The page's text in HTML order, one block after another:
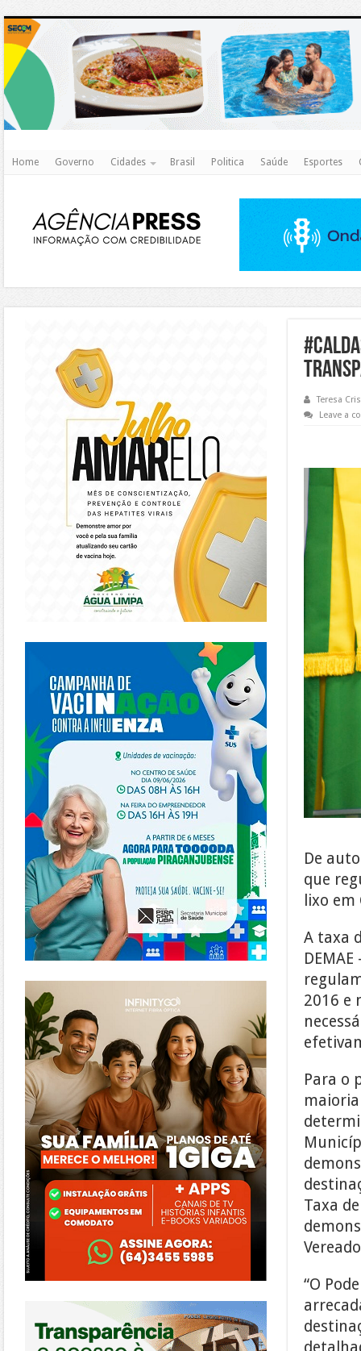
Home Governo Cidades Brasil Politica Saúde Esportes
Teresa
Leave a
De
que
lixo
A taxa
2016 e
Para o
Taxa
“O
https://piracanjuba.go.gov.br/
https://www.infinitygo.com.br/
https://morrinhos.go.leg.br/